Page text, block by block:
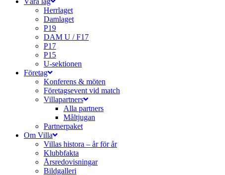
Herrlaget
Damlaget
P19
DAM U / F17
P17
P15
U-sektionen
Företag
Konferens & möten
Företagsevent vid match
Villapartners
Alla partners
Måltjugan
Partnerpaket
Om Villa
Villas histora – år för år
Klubbfakta
Årsredovisningar
Bildgalleri